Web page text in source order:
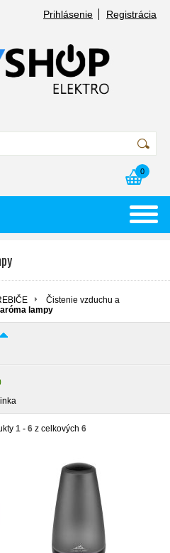
Prihlásenie Registrácia
0
Čistenie vzduchu a
lampy
1 - 6 z celkových 6